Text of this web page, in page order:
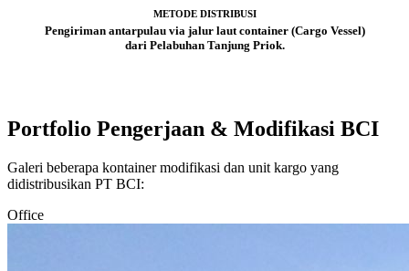
METODE DISTRIBUSI
Pengiriman antarpulau via jalur laut container (Cargo Vessel)
dari Pelabuhan Tanjung Priok.
Portfolio Pengerjaan & Modifikasi BCI
Galeri beberapa kontainer modifikasi dan unit kargo yang
didistribusikan PT BCI:
Office